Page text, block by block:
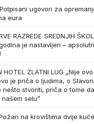
ugovori za
eura
RAZREDE SREDNJIH
je nastavljen –
HOTEL ZLATNI LUG „Nije
je priča o ljudima, o
nešto stvoriti, priča o tome
selu”
na krovištima dvije